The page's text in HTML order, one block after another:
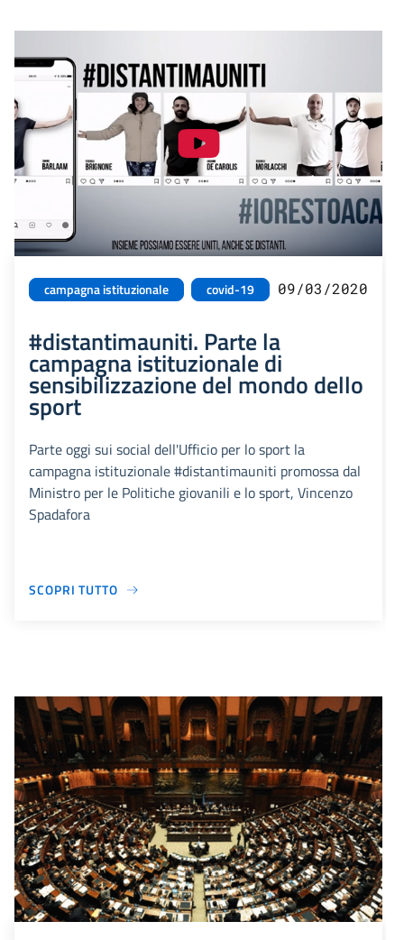
campagna istituzionale covid-19 09/03/2020
#distantimauniti. Parte la
campagna istituzionale di
sensibilizzazione del mondo dello
sport
Parte oggi sui social dell'Ufficio per lo sport la
campagna istituzionale #distantimauniti promossa dal
Ministro per le Politiche giovanili e lo sport, Vincenzo
Spadafora
SCOPRI TUTTO